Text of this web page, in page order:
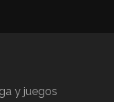
y juegos